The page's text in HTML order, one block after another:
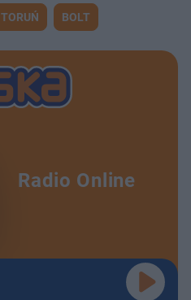
TORUŃ BOLT
Radio Online